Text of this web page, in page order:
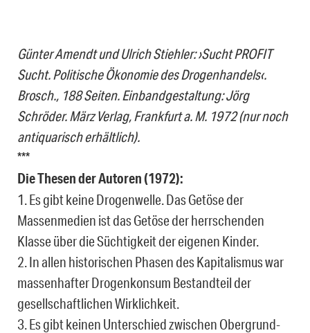
Günter Amendt und Ulrich Stiehler: ›Sucht PROFIT
Sucht. Politische Ökonomie des Drogenhandels‹.
Brosch., 188 Seiten. Einbandgestaltung: Jörg
Schröder. März Verlag, Frankfurt a. M. 1972 (nur noch
antiquarisch erhältlich).
***
Die Thesen der Autoren (1972):
1. Es gibt keine Drogenwelle. Das Getöse der
Massenmedien ist das Getöse der herrschenden
Klasse über die Süchtigkeit der eigenen Kinder.
2. In allen historischen Phasen des Kapitalismus war
massenhafter Drogenkonsum Bestandteil der
gesellschaftlichen Wirklichkeit.
3. Es gibt keinen Unterschied zwischen Obergrund-